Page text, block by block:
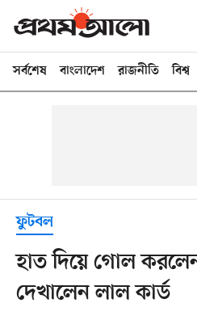
সর্বশেষ বাংলাদেশ রাজনীতি বিশ্ব
ফুটবল
হাত দিয়ে গোল
দেখালেন লাল কার্ড